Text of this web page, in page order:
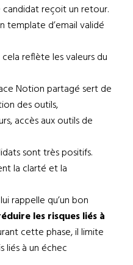
candidat reçoit un retour.
template d’email validé
reflète les valeurs du
Notion partagé sert de
des outils,
accès aux outils de
sont très positifs.
la clarté et la
rappelle qu’un bon
les risques liés à
cette phase, il limite
liés à un échec